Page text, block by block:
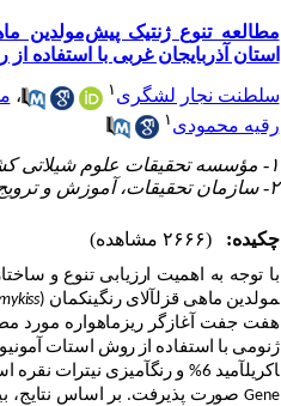
استان آذربایجان غربی با استفاده
سلطنت نجار لشگری ۱ ،
رقیه محمودی ۱
۱- مؤسسه تحقیقات علوم شیلاتی کشور، سازمان تحقیقات، آموزش و ترویج کشاورزی
۲- سازمان تحقیقات، آموزش و ترویج کشاورزی
چکیده: (۲۶۶۶ مشاهده)
با توجه به اهمیت ارزیابی تنوع و
مولدین ماهی قزل­آلای رنگین­کمان (
هفت جفت آغازگر ریز­ماهواره مورد مطالعه قرار گرفت.
ژنومی با استفاده از روش استات
اکریل­آمید 6% و رنگ­آمیزی نیترات نقره استفاده شد. محاسبات مربوطه با استفاده از نرم­افزارهای
Geneصورت پذیرفت. بر اساس نتایج، بیشترین تعداد آلل واقعی